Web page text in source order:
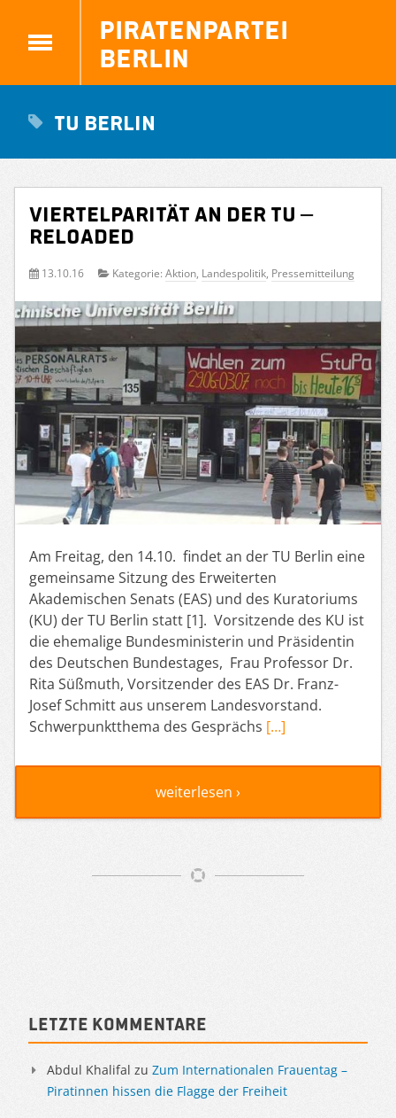
Piratenpartei
Berlin
TU Berlin
Viertelparität an der TU –
Reloaded
13.10.16 Kategorie: Aktion, Landespolitik, Pressemitteilung
Am Freitag, den 14.10. findet an der TU Berlin eine
gemeinsame Sitzung des Erweiterten
Akademischen Senats (EAS) und des Kuratoriums
(KU) der TU Berlin statt [1]. Vorsitzende des KU ist
die ehemalige Bundesministerin und Präsidentin
des Deutschen Bundestages, Frau Professor Dr.
Rita Süßmuth, Vorsitzender des EAS Dr. Franz-
Josef Schmitt aus unserem Landesvorstand.
Schwerpunktthema des Gesprächs […]
weiterlesen ›
Sidebar
Letzte Kommentare
Abdul Khalifal zu Zum Internationalen Frauentag –
Piratinnen hissen die Flagge der Freiheit